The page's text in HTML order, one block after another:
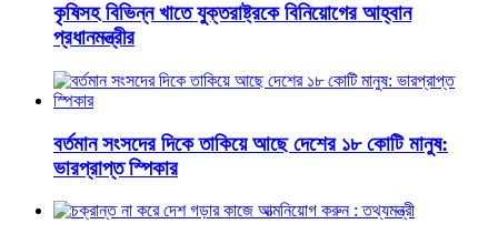
কৃষিসহ বিভিন্ন খাতে যুক্তরাষ্ট্রকে বিনিয়োগের আহ্বান
প্রধানমন্ত্রীর
বর্তমান সংসদের দিকে তাকিয়ে আছে দেশের ১৮ কোটি মানুষ:
ভারপ্রাপ্ত স্পিকার